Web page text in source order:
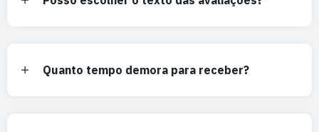
Quanto tempo demora para receber?